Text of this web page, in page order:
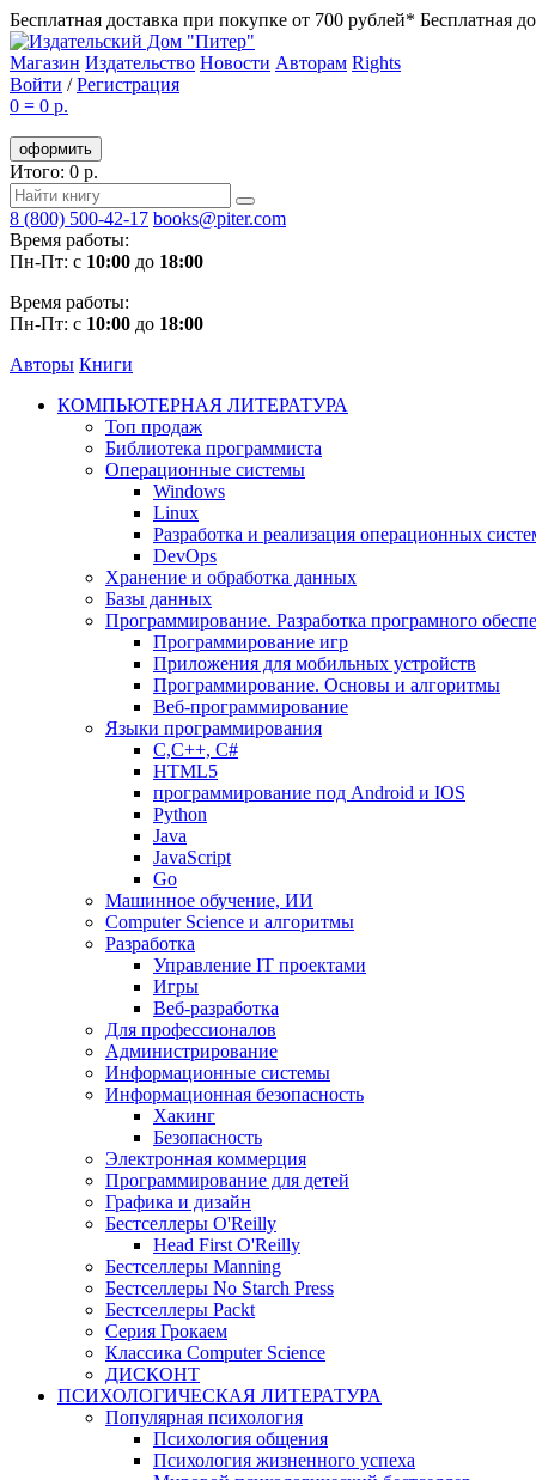
Бесплатная доставка при покупке от 700 рублей* Бесплатная
Магазин Издательство Новости Авторам Rights
Войти /Регистрация
0 = 0 р.
оформить
Итого: 0 р.
8 (800) 500-42-17 books@piter.com
Время работы:
Пн-Пт: с 10:00 до 18:00
Время работы:
Пн-Пт: с 10:00 до 18:00
Авторы Книги
КОМПЬЮТЕРНАЯ ЛИТЕРАТУРА
Топ продаж
Библиотека программиста
Операционные системы
Windows
Linux
Разработка и реализация операционных
DevOps
Хранение и обработка данных
Базы данных
Программирование. Разработка програмного
Программирование игр
Приложения для мобильных устройств
Программирование. Основы и алгоритмы
Веб-программирование
Языки программирования
С,С++, С#
HTML5
программирование под Android и IOS
Python
Java
JavaScript
Go
Машинное обучение, ИИ
Computer Science и алгоритмы
Разработка
Управление IT проектами
Игры
Веб-разработка
Для профессионалов
Администрирование
Информационные системы
Информационная безопасность
Хакинг
Безопасность
Электронная коммерция
Программирование для детей
Графика и дизайн
Бестселлеры O'Reilly
Head First O'Reilly
Бестселлеры Manning
Бестселлеры No Starch Press
Бестселлеры Packt
Серия Грокаем
Классика Computer Science
ДИСКОНТ
ПСИХОЛОГИЧЕСКАЯ ЛИТЕРАТУРА
Популярная психология
Психология общения
Психология жизненного успеха